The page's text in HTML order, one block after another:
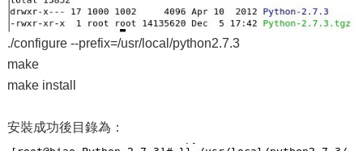
./configure --prefix=/usr/local/python2.7.3
make
make install
安裝成功後目錄為：